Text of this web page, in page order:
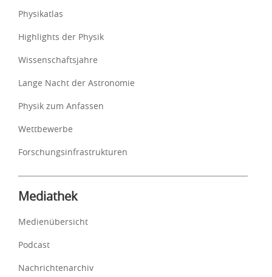
Physikatlas
Highlights der Physik
Wissenschaftsjahre
Lange Nacht der Astronomie
Physik zum Anfassen
Wettbewerbe
Forschungsinfrastrukturen
Mediathek
Medienübersicht
Podcast
Nachrichtenarchiv